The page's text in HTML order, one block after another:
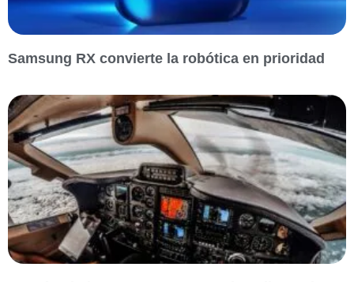
Samsung RX convierte la robótica en prioridad